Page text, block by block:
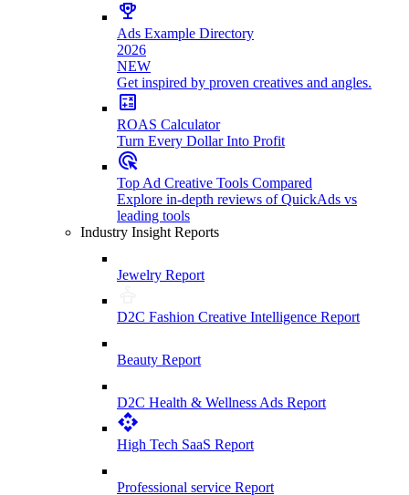
Ads Example Directory
2026
NEW
Get inspired by proven creatives and angles.
ROAS Calculator
Turn Every Dollar Into Profit
Top Ad Creative Tools Compared
Explore in-depth reviews of QuickAds vs
leading tools
Industry Insight Reports
Jewelry Report
D2C Fashion Creative Intelligence Report
Beauty Report
D2C Health & Wellness Ads Report
High Tech SaaS Report
Professional service Report